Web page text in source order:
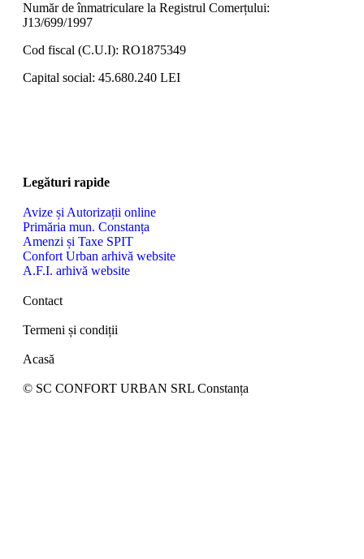
Număr de înmatriculare la Registrul Comerțului:
J13/699/1997
Cod fiscal (C.U.I): RO1875349
Capital social: 45.680.240 LEI
Legături rapide
Avize și Autorizații online
Primăria mun. Constanța
Amenzi și Taxe SPIT
Confort Urban arhivă website
A.F.I. arhivă website
© SC CONFORT URBAN SRL Constanța
Acasă
Termeni și condiții
Contact